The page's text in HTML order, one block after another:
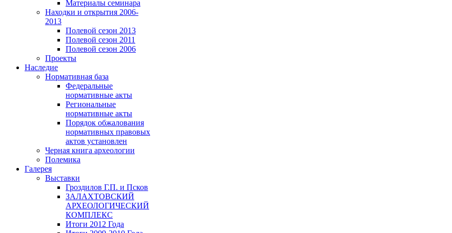
Материалы семинара
Находки и открытия 2006-
2013
Полевой сезон 2013
Полевой сезон 2011
Полевой сезон 2006
Проекты
Наследие
Нормативная база
Федеральные
нормативные акты
Региональные
нормативные акты
Порядок обжалования
нормативных правовых
актов установлен
Черная книга археологии
Полемика
Галерея
Выставки
Гроздилов Г.П. и Псков
ЗАЛАХТОВСКИЙ
АРХЕОЛОГИЧЕСКИЙ
КОМПЛЕКС
Итоги 2012 Года